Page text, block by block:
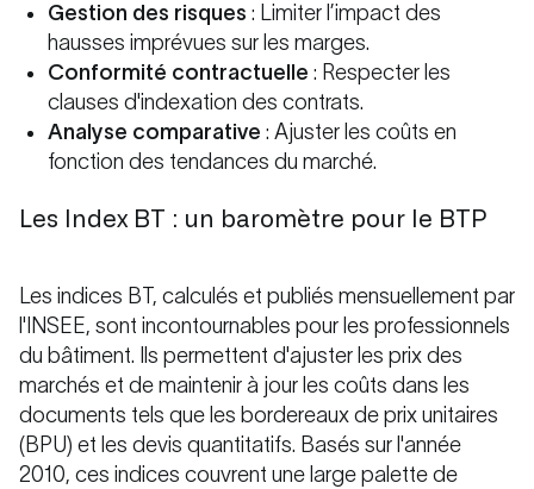
Gestion des risques : Limiter l’impact des
hausses imprévues sur les marges.
Conformité contractuelle : Respecter les
clauses d'indexation des contrats.
Analyse comparative : Ajuster les coûts en
fonction des tendances du marché.
Les Index BT : un baromètre pour le BTP
Les indices BT, calculés et publiés mensuellement par
l'INSEE, sont incontournables pour les professionnels
du bâtiment. Ils permettent d'ajuster les prix des
marchés et de maintenir à jour les coûts dans les
documents tels que les bordereaux de prix unitaires
(BPU) et les devis quantitatifs. Basés sur l'année
2010, ces indices couvrent une large palette de